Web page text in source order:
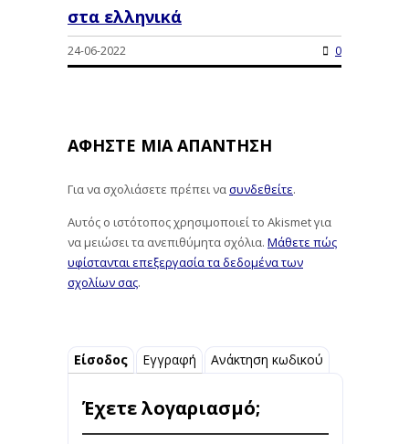
στα ελληνικά
24-06-2022 0
ΑΦΉΣΤΕ ΜΙΑ ΑΠΆΝΤΗΣΗ
Για να σχολιάσετε πρέπει νασυνδεθείτε.
Αυτός ο ιστότοπος χρησιμοποιεί το Akismet για
να μειώσει τα ανεπιθύμητα σχόλια. Μάθετε πώς
υφίστανται επεξεργασία τα δεδομένα των
σχολίων σας.
Είσοδος Εγγραφή Ανάκτηση κωδικού
Έχετε λογαριασμό;